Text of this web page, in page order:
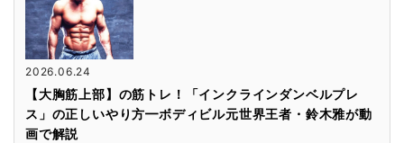
2026.06.24
【大胸筋上部】の筋トレ！「インクラインダンベルプレ
ス」の正しいやり方━ボディビル元世界王者・鈴木雅が動
画で解説